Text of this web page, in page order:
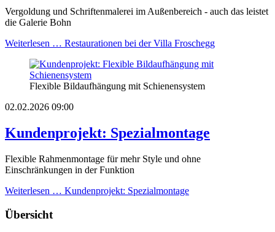
Vergoldung und Schriftenmalerei im Außenbereich - auch das leistet
die Galerie Bohn
Weiterlesen … Restaurationen bei der Villa Froschegg
Flexible Bildaufhängung mit Schienensystem
02.02.2026 09:00
Kundenprojekt: Spezialmontage
Flexible Rahmenmontage für mehr Style und ohne
Einschränkungen in der Funktion
Weiterlesen … Kundenprojekt: Spezialmontage
Übersicht